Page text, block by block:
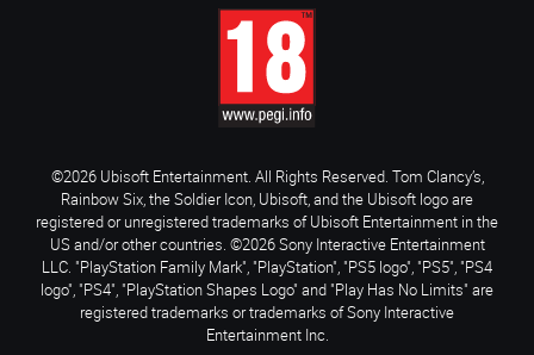
©2026 Ubisoft Entertainment. All Rights Reserved. Tom Clancy’s,
Rainbow Six, the Soldier Icon, Ubisoft, and the Ubisoft logo are
registered or unregistered trademarks of Ubisoft Entertainment in the
US and/or other countries. ©2026 Sony Interactive Entertainment
LLC. "PlayStation Family Mark", "PlayStation", "PS5 logo", "PS5", "PS4
logo", "PS4", "PlayStation Shapes Logo" and "Play Has No Limits" are
registered trademarks or trademarks of Sony Interactive
Entertainment Inc.